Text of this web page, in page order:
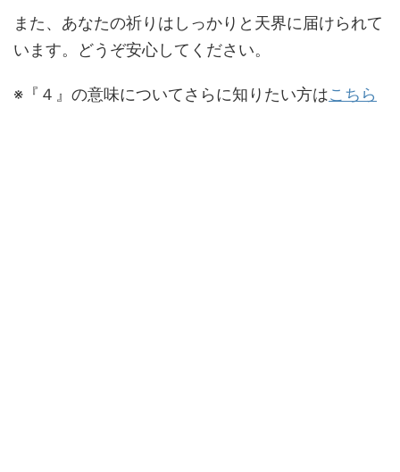
また、あなたの祈りはしっかりと天界に届けられて
います。どうぞ安心してください。
※『４』の意味についてさらに知りたい方はこちら